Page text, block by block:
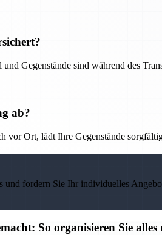
Gegenstände sind während des
ab?
vor Ort, lädt Ihre Gegenstände
und fordern Sie Ihr individuelles
So organisieren Sie